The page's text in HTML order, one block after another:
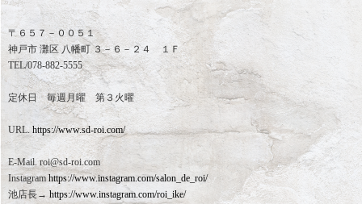
〒６５７－００５１
神戸市 灘区 八幡町 ３－６－２４ １Ｆ
TEL/078-882-5555
定休日 毎週月曜 第３火曜
URL. https://www.sd-roi.com/
E-Mail. roi@sd-roi.com
Instagram https://www.instagram.com/salon_de_roi/
池店長→ https://www.instagram.com/roi_ike/